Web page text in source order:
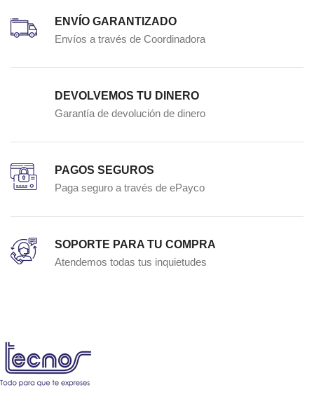
ENVÍO GARANTIZADO
Envíos a través de Coordinadora
DEVOLVEMOS TU DINERO
Garantía de devolución de dinero
PAGOS SEGUROS
Paga seguro a través de ePayco
SOPORTE PARA TU COMPRA
Atendemos todas tus inquietudes